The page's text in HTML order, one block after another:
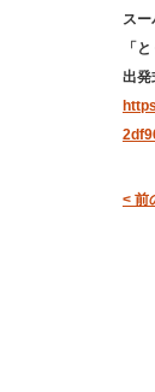
ス
「
出発
< 前